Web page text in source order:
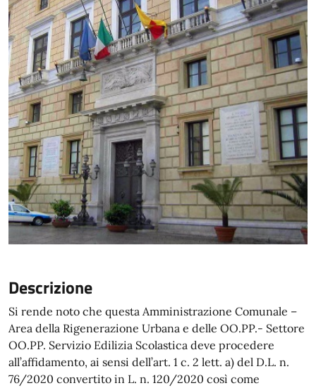
Descrizione
Si rende noto che questa Amministrazione Comunale –
Area della Rigenerazione Urbana e delle OO.PP.- Settore
OO.PP. Servizio Edilizia Scolastica deve procedere
all’affidamento, ai sensi dell’art. 1 c. 2 lett. a) del D.L. n.
76/2020 convertito in L. n. 120/2020 così come